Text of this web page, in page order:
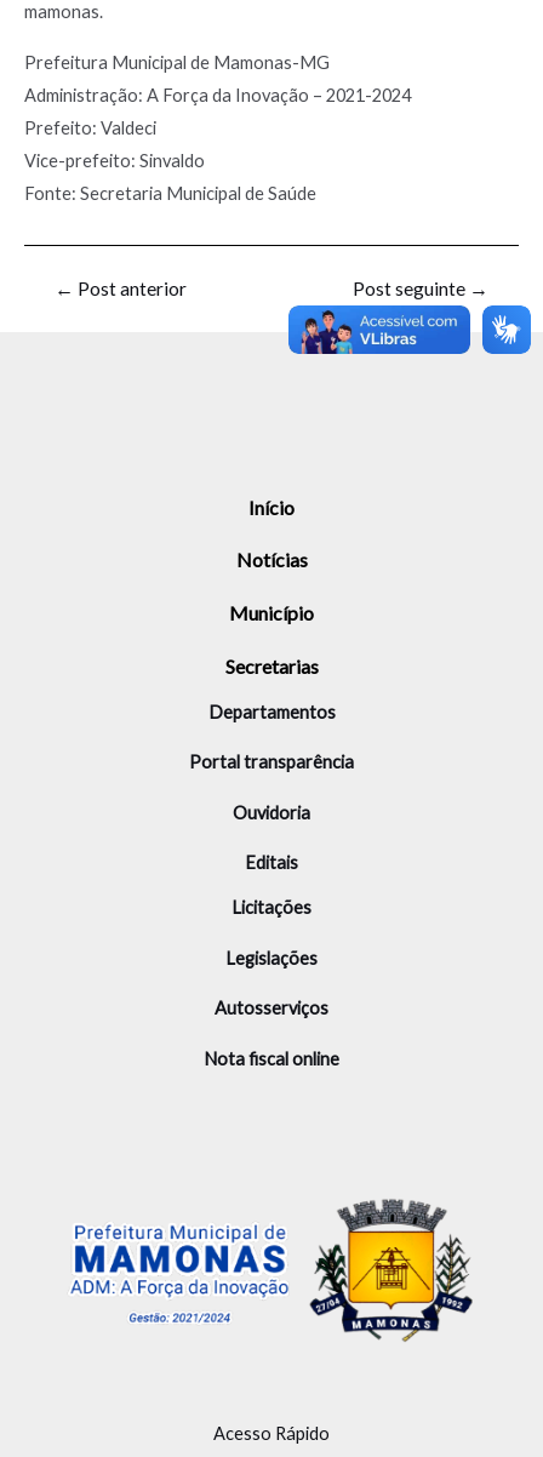
mamonas.
Prefeitura Municipal de Mamonas-MG
Administração: A Força da Inovação – 2021-2024
Prefeito: Valdeci
Vice-prefeito: Sinvaldo
Fonte: Secretaria Municipal de Saúde
← Post anterior Post seguinte →
Início
Notícias
Município
Secretarias
Departamentos
Portal transparência
Ouvidoria
Editais
Licitações
Legislações
Autosserviços
Nota fiscal online
Acesso Rápido